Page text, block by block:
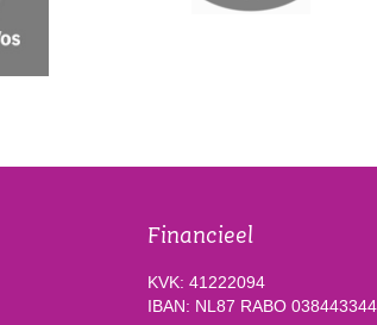
Financieel
KVK: 41222094
IBAN: NL87 RABO